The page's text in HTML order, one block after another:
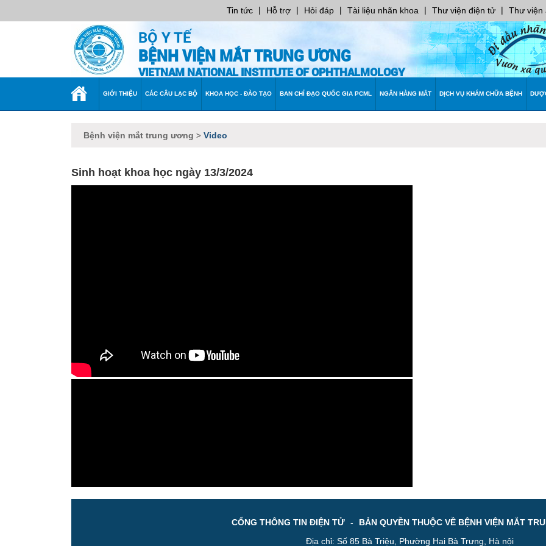
Tin tức | Hỗ trợ | Hỏi đáp | Tài liệu nhãn khoa | Thư viện điện tử | Thư viện
BỘ Y TẾ
BỆNH VIỆN MẮT TRUNG ƯƠNG
VIETNAM NATIONAL INSTITUTE OF OPHTHALMOLOGY
TRANG GIỚI THIỆU CÁC CÂU LẠC BỘ KHOA HỌC - ĐÀO TẠO BAN CHỈ ĐẠO QUỐC GIA PCML NGÂN HÀNG MẮT DỊCH VỤ KHÁM CHỮA BỆNH
Bệnh viện mắt trung ương > Video
Sinh hoạt khoa học ngày 13/3/2024
CỔNG THÔNG TIN ĐIỆN TỬ -
BẢN QUYỀN THUỘC VỀ BỆNH VIỆN MẮT
Địa chỉ: Số 85 Bà Triệu, Phường Hai Bà Trưng, Hà nội